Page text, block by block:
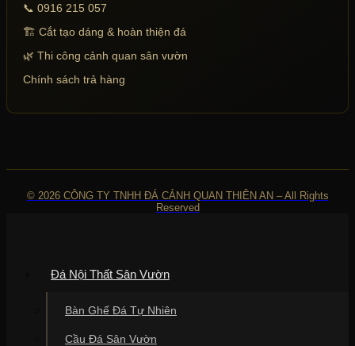
📞 0916 215 057
🏗 Cắt tạo dáng & hoàn thiện đá
🌿 Thi công cảnh quan sân vườn
Chính sách trả hàng
© 2026 CÔNG TY TNHH ĐÁ CẢNH QUAN THIÊN AN – All Rights
Reserved
Đá Nội Thất Sân Vườn
Bàn Ghế Đá Tự Nhiên
Cầu Đá Sân Vườn